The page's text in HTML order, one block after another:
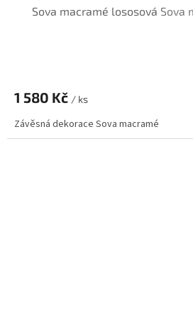
Sova macramé lososová Sova
1 580 Kč / ks
Závěsná dekorace Sova macramé